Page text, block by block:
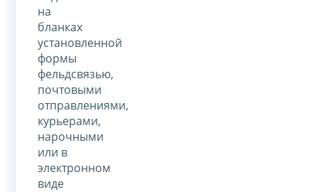
на
бланках
установленной
формы
фельдсвязью,
почтовыми
отправлениями,
курьерами,
нарочными
или в
электронном
виде